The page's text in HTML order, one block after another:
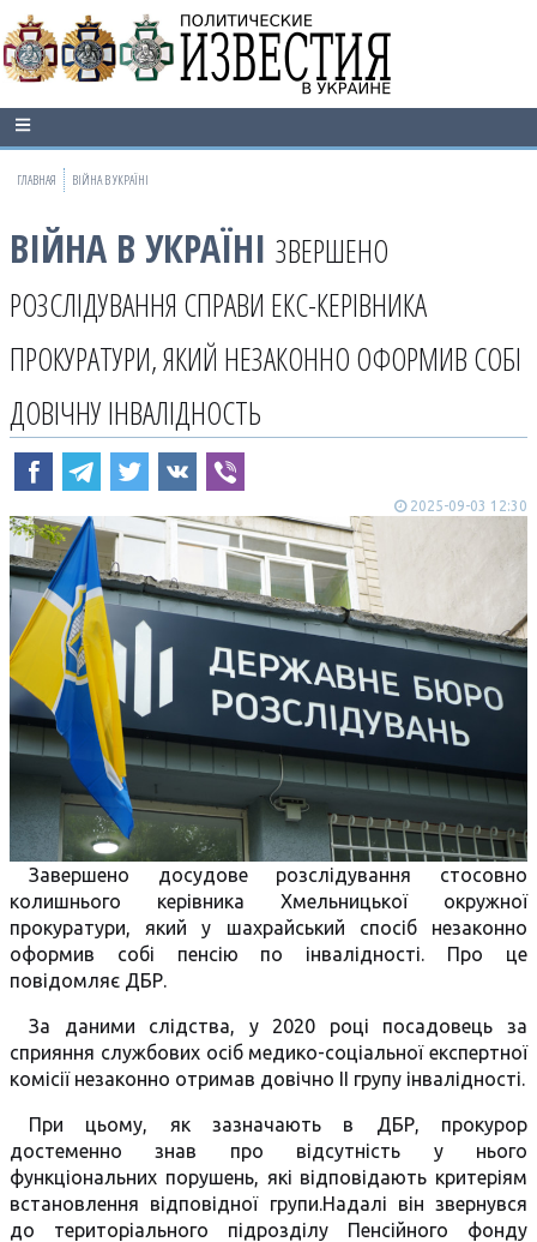
ГЛАВНАЯ ВІЙНА В УКРАЇНІ
ВІЙНА В УКРАЇНІ ЗВЕРШЕНО
РОЗСЛІДУВАННЯ СПРАВИ ЕКС-КЕРІВНИКА
ПРОКУРАТУРИ, ЯКИЙ НЕЗАКОННО ОФОРМИВ СОБІ
ДОВІЧНУ ІНВАЛІДНОСТЬ
2025-09-03 12:30
Завершено досудове розслідування стосовно
колишнього керівника Хмельницької окружної
прокуратури, який у шахрайський спосіб незаконно
оформив собі пенсію по інвалідності. Про це
повідомляє ДБР.
За даними слідства, у 2020 році посадовець за
сприяння службових осіб медико-соціальної експертної
комісії незаконно отримав довічно ІІ групу інвалідності.
При цьому, як зазначають в ДБР, прокурор
достеменно знав про відсутність у нього
функціональних порушень, які відповідають критеріям
встановлення відповідної групи.Надалі він звернувся
до територіального підрозділу Пенсійного фонду